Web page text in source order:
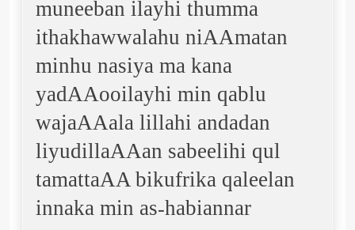
muneeban ilayhi thumma
ithakhawwalahu niAAmatan
minhu nasiya ma kana
yadAAooilayhi min qablu
wajaAAala lillahi andadan
liyudillaAAan sabeelihi qul
tamattaAA bikufrika qaleelan
innaka min as-habiannar